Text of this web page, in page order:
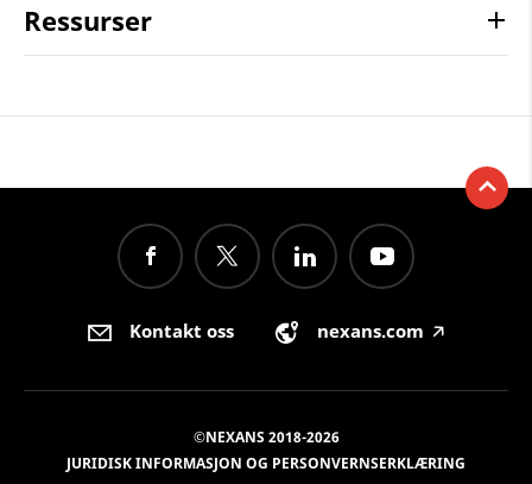
Ressurser
Kontakt oss nexans.com 🡥
©NEXANS 2018-2026
JURIDISK INFORMASJON OG PERSONVERNSERKLÆRING